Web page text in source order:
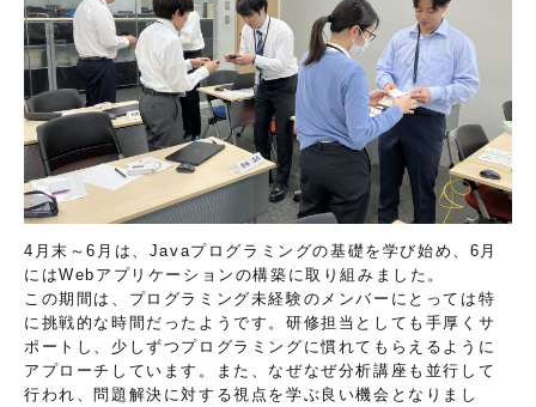
4月末～6月は、Javaプログラミングの基礎を学び始め、6月
にはWebアプリケーションの構築に取り組みました。
この期間は、プログラミング未経験のメンバーにとっては特
に挑戦的な時間だったようです。研修担当としても手厚くサ
ポートし、少しずつプログラミングに慣れてもらえるように
アプローチしています。また、なぜなぜ分析講座も並行して
行われ、問題解決に対する視点を学ぶ良い機会となりまし